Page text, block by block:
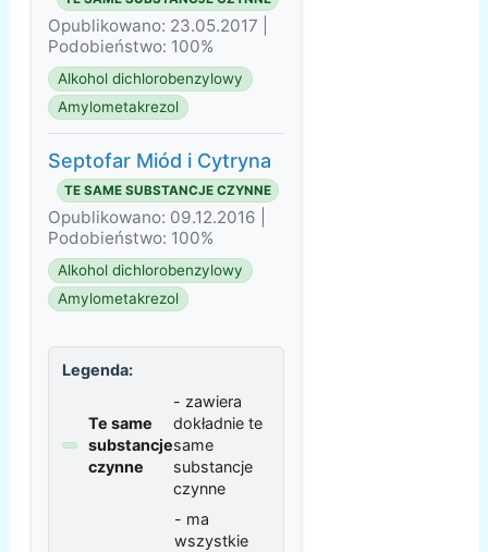
Opublikowano: 23.05.2017 |
Podobieństwo: 100%
Alkohol dichlorobenzylowy
Amylometakrezol
Septofar Miód i Cytryna
TE SAME SUBSTANCJE CZYNNE
Opublikowano: 09.12.2016 |
Podobieństwo: 100%
Alkohol dichlorobenzylowy
Amylometakrezol
Legenda:
Te same
substancje
czynne
- zawiera
dokładnie te
same
substancje
czynne
- ma
wszystkie